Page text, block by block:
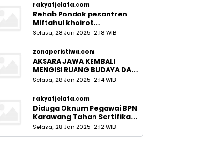
rakyatjelata.com
Rehab Pondok pesantren
Miftahul khoirot
Meninggalkan Hutang Ke
Material, Mantan Kadis PUPR
Harus Bertanggung Jawab
Selasa, 28 Jan 2025 12:18 WIB
zonaperistiwa.com
AKSARA JAWA KEMBALI
MENGISI RUANG BUDAYA DAN
SITUS LELUHUR NUSANTARA
Selasa, 28 Jan 2025 12:14 WIB
rakyatjelata.com
Diduga Oknum Pegawai BPN
Karawang Tahan Sertifikat
Pemohon PTSL
Selasa, 28 Jan 2025 12:12 WIB